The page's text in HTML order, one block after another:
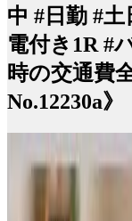
中 #日勤 #
電付き1R #
時の交通費
No.12230a》